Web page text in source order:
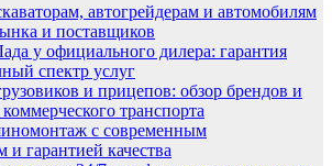
автогрейдерам и автомобилям
и поставщиков
у официального дилера: гарантия
спектр услуг
и прицепов: обзор брендов и
транспорта
с современным
и гарантией качества